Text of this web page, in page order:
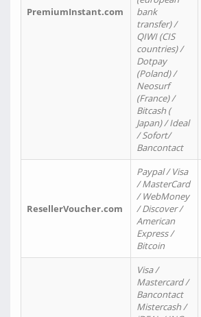
PremiumInstant.com
bank
transfer) /
QIWI (CIS
countries) /
Dotpay
(Poland) /
Neosurf
(France) /
Bitcash (
Japan) / Ideal
/ Sofort/
Bancontact
ResellerVoucher.com
Paypal / Visa
/ MasterCard
/ WebMoney
/ Discover /
American
Express /
Bitcoin
Visa /
Mastercard /
Bancontact
Mistercash /